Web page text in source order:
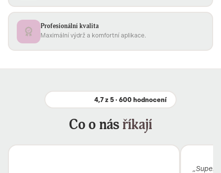
Profesionální kvalita
Maximální výdrž a komfortní aplikace.
4,7 z 5 · 600 hodnocení
Co o násříkají
„Super